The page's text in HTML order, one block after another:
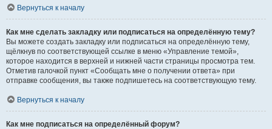
Вернуться к началу
Как мне сделать закладку или подписаться на определённую тему?
Вы можете создать закладку или подписаться на определённую тему,
щёлкнув по соответствующей ссылке в меню «Управление темой»,
которое находится в верхней и нижней части страницы просмотра тем.
Отметив галочкой пункт «Сообщать мне о получении ответа» при
отправке сообщения, вы также подпишетесь на соответствующую тему.
Вернуться к началу
Как мне подписаться на определённый форум?